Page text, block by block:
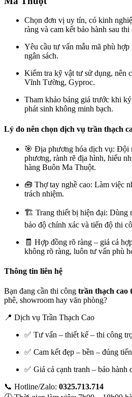
Chọn đơn vị uy tín, có kinh
ràng và cam kết bảo hành sau thi
Yêu cầu tư vấn mẫu mã phù
ngân sách.
Kiểm tra kỹ vật tư sử dụng, nên
Vĩnh Tường, Gyproc.
Tham khảo bảng giá trước khi
phát sinh không minh bạch.
Lý do nên chọn dịch vụ trần thạch
🎯 Địa phương hóa dịch vụ: Đội
phương, rành rẽ địa hình, hiểu
hàng Buôn Ma Thuột.
🧰 Thợ tay nghề cao: Làm việc
trách nhiệm.
🏗️ Trang thiết bị hiện đại: Dùng
bảo độ chính xác và tiến độ thi
🧾 Hợp đồng rõ ràng – giá cả
không rõ ràng, luôn tư vấn phù
Thông tin liên hệ
Bạn đang cần thi công trần thạch cao
phê, showroom hay văn phòng?
📍 Dịch vụ Trần Thạch Cao
✅ Tư vấn – thiết kế – thi công
✅ Cam kết đẹp – bền – đúng
✅ Giá cả cạnh tranh – bảo hành
📞 Hotline/Zalo: 0325.713.714